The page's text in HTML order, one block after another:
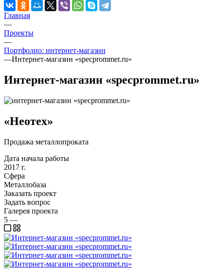
Главная
—
Проекты
—
Портфолио: интернет-магазин
—Интернет-магазин «specprommet.ru»
Интернет-магазин «specprommet.ru»
«Неотех»
Продажа металлопроката
Дата начала работы
2017 г.
Сфера
Металлобаза
Заказать проект
Задать вопрос
Галерея проекта
5 —